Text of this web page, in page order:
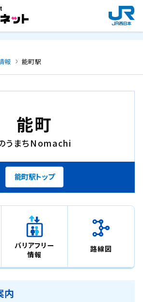
メインコンテンツにスキップ
新
規
ウ
で
報 能町駅
能町
うまち Nomachi
能町駅トップ
バリアフリー
情報
路線図
内